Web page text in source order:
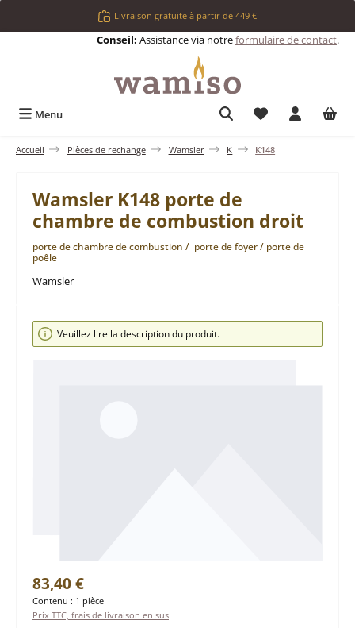
Passer au contenu principalLivraison gratuite à partir de 449 €
Conseil: Assistance via notreformulaire de contact.
Menu Vous avez 0
Accueil Pièces de rechange Wamsler K K148
Wamsler K148 porte de
chambre de combustion droit
porte de chambre de combustion / porte de foyer / porte de
poêle
Wamsler
Ignorer la galerie d'images
Veuillez lire la description du produit.
Prix régulier :
83,40 €
Contenu : 1 pièce
Prix TTC, frais de livraison en sus